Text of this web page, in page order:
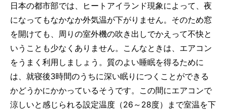
日本の都市部では、ヒートアイランド現象によって、夜
になってもなかなか外気温が下がりません。そのため窓
を開けても、周りの室外機の吹き出しでかえって不快と
いうことも少なくありません。こんなときは、エアコン
をうまく利用しましょう。質のよい睡眠を得るために
は、就寝後3時間のうちに深い眠りにつくことができる
かどうかにかかっているそうです。この間にエアコンで
涼しいと感じられる設定温度（26～28度）まで室温を下